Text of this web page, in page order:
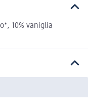
10% vaniglia